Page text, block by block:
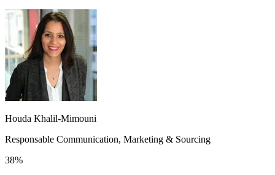
Houda Khalil-Mimouni
Responsable Communication, Marketing & Sourcing
38%